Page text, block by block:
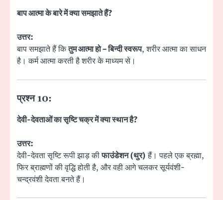
बाप आत्मा के बारे में क्या समझाते हैं?
उत्तर:
बाप समझाते हैं कितुम आत्मा हो – बिन्दी स्वरूप, शरीर आत्मा का साधन
है। कर्म आत्मा करती है शरीर के माध्यम से।
प्रश्न 10:
देवी-देवताओं का सृष्टि चक्र में क्या स्थान है?
उत्तर:
देवी-देवता सृष्टि रूपी झाड़ कीफाउंडेशन (थुर)हैं। पहले एक ब्रह्मा,
फिर ब्राह्मणों की वृद्धि होती है, और वही आगे चलकर सूर्यवंशी-
चन्द्रवंशी देवता बनते हैं।